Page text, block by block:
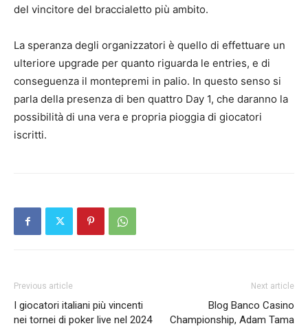
del vincitore del braccialetto più ambito.
La speranza degli organizzatori è quello di effettuare un
ulteriore upgrade per quanto riguarda le entries, e di
conseguenza il montepremi in palio. In questo senso si
parla della presenza di ben quattro Day 1, che daranno la
possibilità di una vera e propria pioggia di giocatori
iscritti.
Previous article
I giocatori italiani più vincenti
nei tornei di poker live nel 2024
Next article
Blog Banco Casino
Championship, Adam Tama